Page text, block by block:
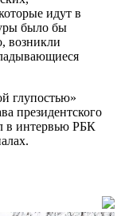
идут в
было бы
возникли
глупостью»
президентского
в интервью РБК